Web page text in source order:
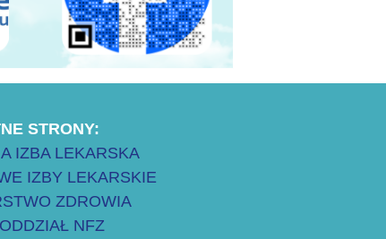
STRONY:
IZBA LEKARSKA
IZBY LEKARSKIE
ZDROWIA
NFZ